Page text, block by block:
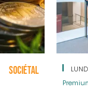
SOCIÉTAL